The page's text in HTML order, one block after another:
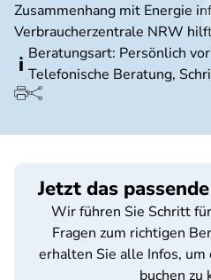
Zusammenhang mit Energie
Verbraucherzentrale NRW
Beratungsart: Persönlich
Telefonische Beratung,
Jetzt das
Wir führen Sie Schritt
Fragen zum richtigen
erhalten Sie alle Infos,
buchen zu